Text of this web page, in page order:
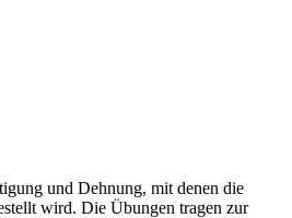
und Dehnung, mit denen die
wird. Die Übungen tragen zur